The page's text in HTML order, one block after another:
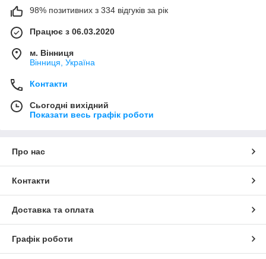
98% позитивних з 334 відгуків за рік
Працює з 06.03.2020
м. Вінниця
Вінниця, Україна
Контакти
Сьогодні вихідний
Показати весь графік роботи
Про нас
Контакти
Доставка та оплата
Графік роботи